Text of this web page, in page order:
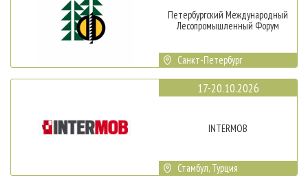
Петербургский Международный
Лесопромышленный Форум
Санкт-Петербург
17-20.10.2026
INTERMOB
Стамбул, Турция